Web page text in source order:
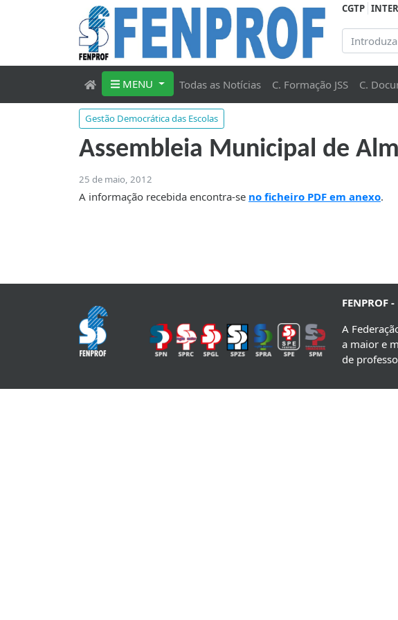
CGTP
MENU Todas as Notícias C. Formação JSS C.
Gestão Democrática das Escolas
Assembleia Municipal de
25 de maio, 2012
A informação recebida encontra-se no ficheiro PDF em anexo.
A
a maior e
de